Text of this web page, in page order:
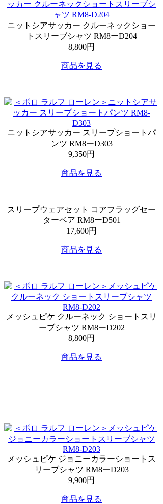
ニットシアサッカー クルーネックショー
トスリーブシャツ RM8ーD204
8,800円
商品を見る
ニットシアサッカー スリープショートパ
ンツ RM8ーD303
9,350円
商品を見る
スリープウェアセット コアフラッグセー
ターベア RM8ーD501
17,600円
商品を見る
メッシュピケ クルーネック ショートスリ
ーブシャツ RM8ーD202
8,800円
商品を見る
メッシュピケ ジョニーカラーショートス
リーブシャツ RM8ーD203
9,900円
商品を見る